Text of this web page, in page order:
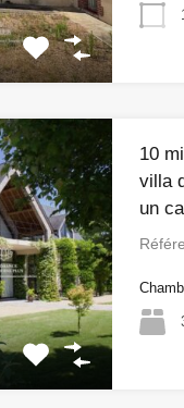
10
villa
un